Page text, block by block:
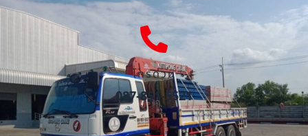
โทรด่วน
087-851-5521